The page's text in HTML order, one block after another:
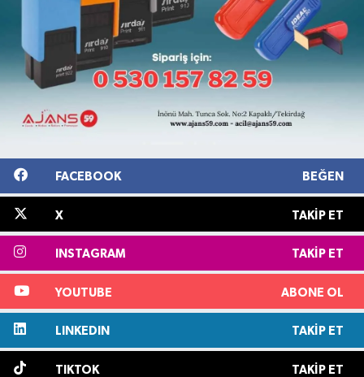
FACEBOOK BEĞEN
X TAKIP ET
INSTAGRAM TAKIP ET
YOUTUBE ABONE OL
LINKEDIN TAKIP ET
TIKTOK TAKIP ET